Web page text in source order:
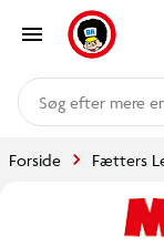
mere
Forside Fætters